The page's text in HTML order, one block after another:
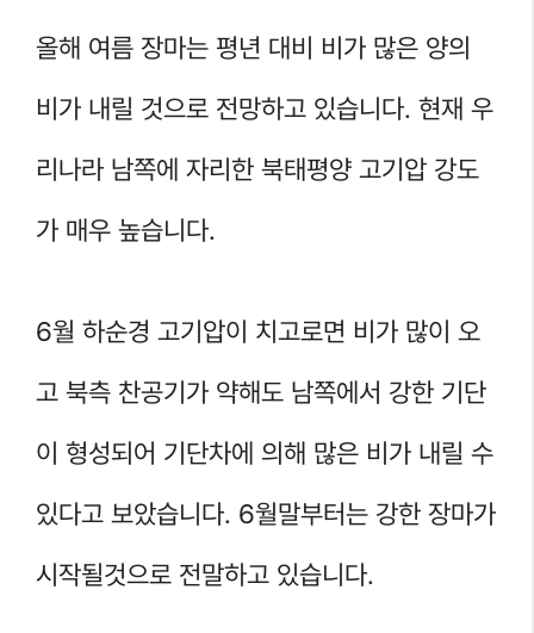
올해 여름 장마는 평년 대비 비가 많은 양의
비가 내릴 것으로 전망하고 있습니다. 현재 우
리나라 남쪽에 자리한 북태평양 고기압 강도
가 매우 높습니다.
6월 하순경 고기압이 치고로면 비가 많이 오
고 북측 찬공기가 약해도 남쪽에서 강한 기단
이 형성되어 기단차에 의해 많은 비가 내릴 수
있다고 보았습니다. 6월말부터는 강한 장마가
시작될것으로 전말하고 있습니다.